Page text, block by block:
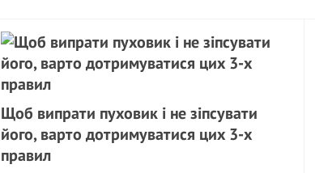
Щоб випрати пуховик і не зіпсувати
його, варто дотримуватися цих 3-х
правил